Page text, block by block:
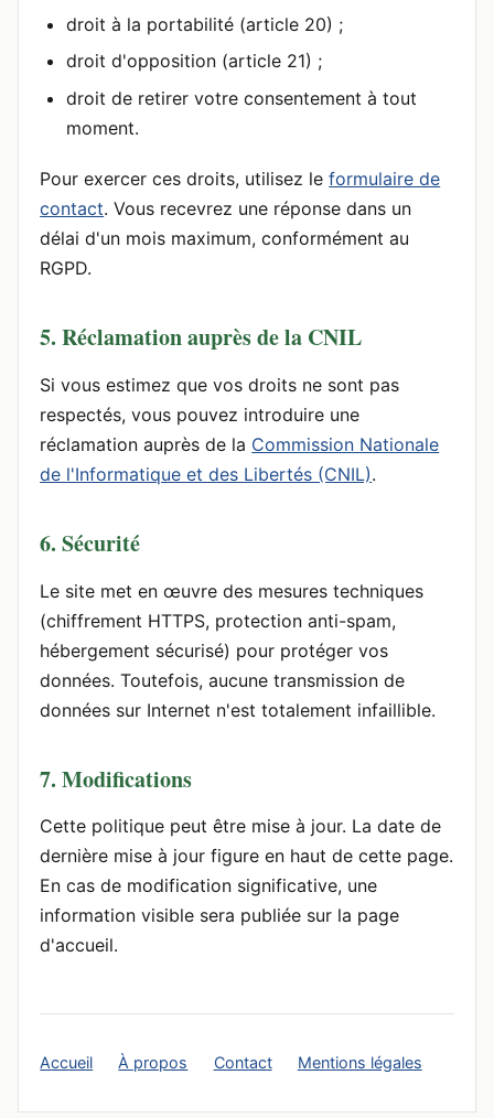
droit à la portabilité (article 20) ;
droit d'opposition (article 21) ;
droit de retirer votre consentement à tout
moment.
Pour exercer ces droits, utilisez leformulaire de
contact. Vous recevrez une réponse dans un
délai d'un mois maximum, conformément au
RGPD.
5. Réclamation auprès de la CNIL
Si vous estimez que vos droits ne sont pas
respectés, vous pouvez introduire une
réclamation auprès de la Commission Nationale
de l'Informatique et des Libertés (CNIL).
6. Sécurité
Le site met en œuvre des mesures techniques
(chiffrement HTTPS, protection anti-spam,
hébergement sécurisé) pour protéger vos
données. Toutefois, aucune transmission de
données sur Internet n'est totalement infaillible.
7. Modifications
Cette politique peut être mise à jour. La date de
dernière mise à jour figure en haut de cette page.
En cas de modification significative, une
information visible sera publiée sur la page
d'accueil.
Accueil À propos Contact Mentions légales